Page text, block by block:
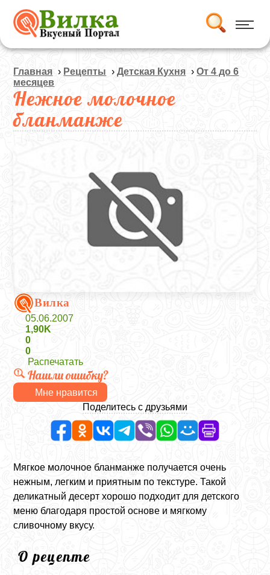
Главная › Рецепты ›Детская Кухня ›Oт 4 до 6
месяцев
Нежное молочное
бланманже
Вилка
05.06.2007
1,90K
0
0
Распечатать
Нашли ошибку?
Мне нравится
Поделитесь с друзьями
Мягкое молочное бланманже получается очень
нежным, легким и приятным по текстуре. Такой
деликатный десерт хорошо подходит для детского
меню благодаря простой основе и мягкому
сливочному вкусу.
О рецепте